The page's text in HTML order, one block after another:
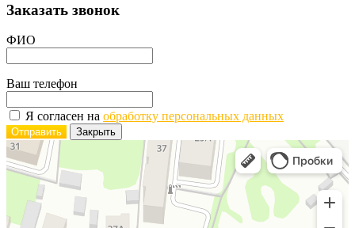
Заказать звонок
ФИО
Ваш телефон
Я согласен на обработку персональных данных
Отправить Закрыть